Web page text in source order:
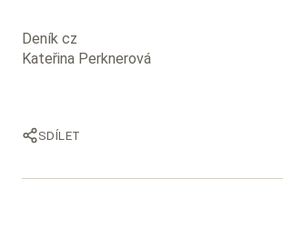
Deník cz
Kateřina Perknerová
SDÍLET